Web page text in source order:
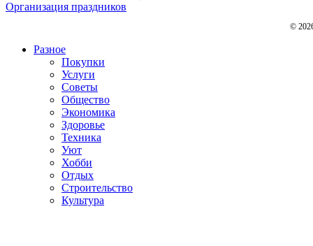
Организация праздников
©
Разное
Покупки
Услуги
Советы
Общество
Экономика
Здоровье
Техника
Уют
Хобби
Отдых
Строительство
Культура